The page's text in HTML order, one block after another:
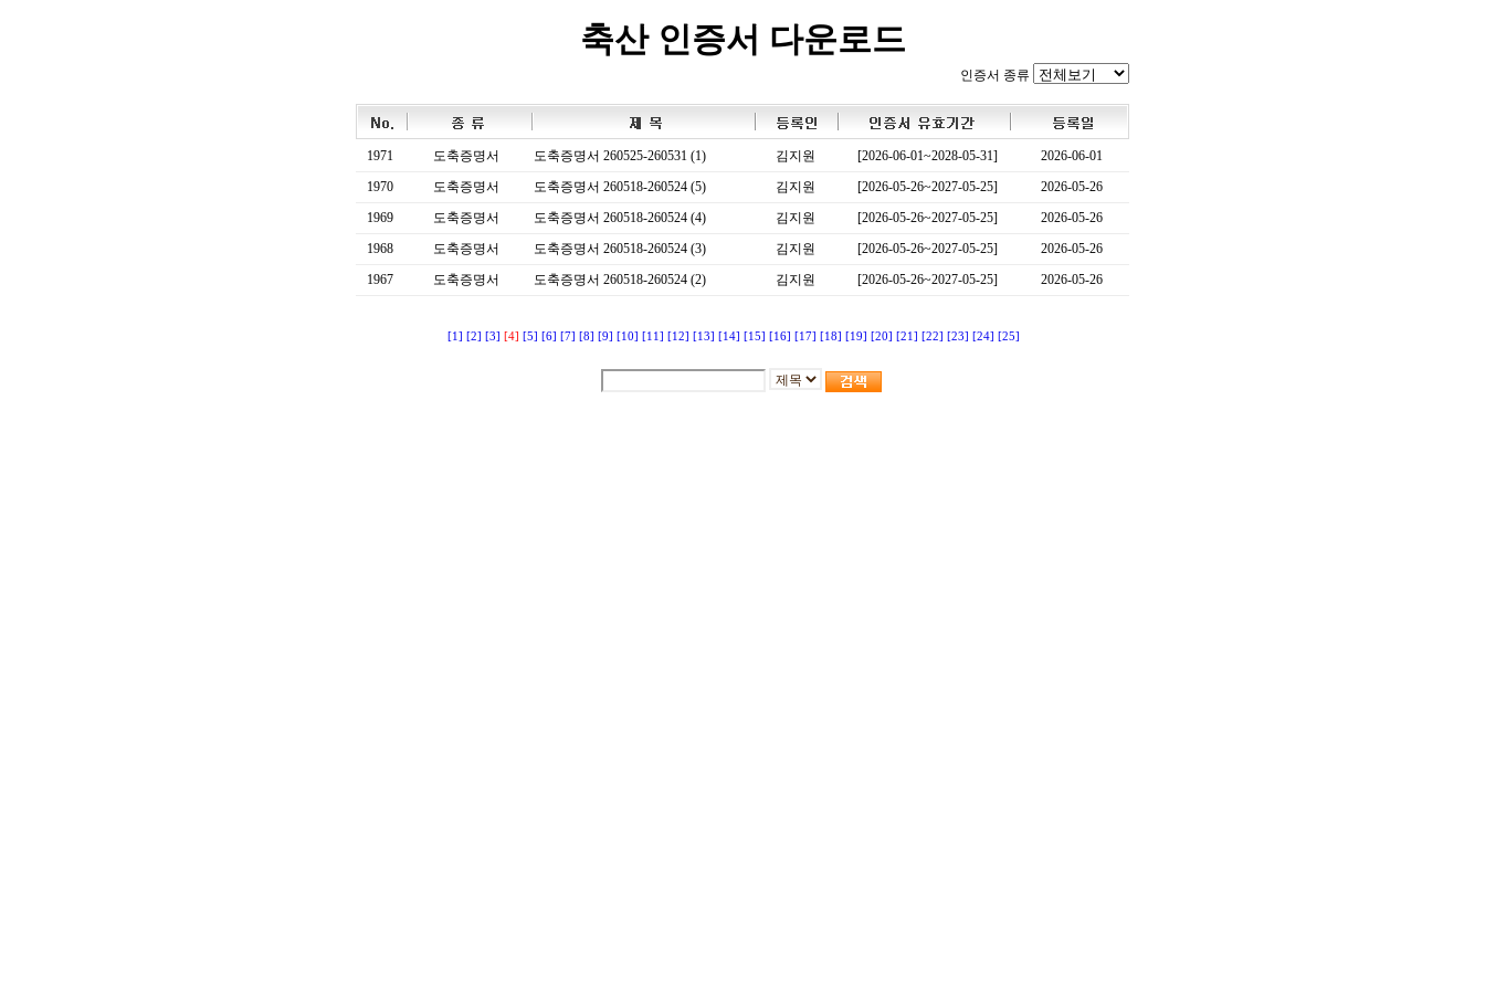
축산 인증서 다운로드
인증서 종류
1971 도축증명서 도축증명서 260525-260531 (1) 김지원 [2026-06-01~2028-05-31]
2026-06-01
1970
도축증명서 도축증명서 260518-260524 (5) 김지원 [2026-05-26~2027-05-25]
2026-05-26
1969
도축증명서 도축증명서 260518-260524 (4) 김지원 [2026-05-26~2027-05-25]
2026-05-26
1968
도축증명서 도축증명서 260518-260524 (3) 김지원 [2026-05-26~2027-05-25]
2026-05-26
1967
도축증명서 도축증명서 260518-260524 (2) 김지원 [2026-05-26~2027-05-25] 2026-05-26
[1] [2] [3] [4] [5] [6] [7] [8] [9] [10] [11] [12] [13] [14] [15] [16] [17] [18] [19] [20] [21] [22] [23] [24] [25]